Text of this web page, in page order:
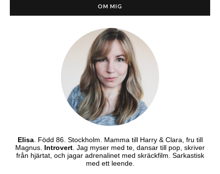
OM MIG
Elisa. Född 86. Stockholm. Mamma till Harry & Clara, fru till
Magnus. Introvert . Jag myser med te, dansar till pop, skriver
från hjärtat, och jagar adrenalinet med skräckfilm. Sarkastisk
med ett leende.